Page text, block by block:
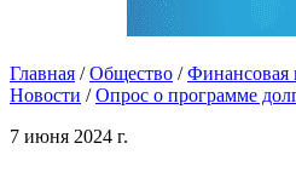
Главная / Общество / Финансовая
Новости / Опрос о программе
7 июня 2024 г.